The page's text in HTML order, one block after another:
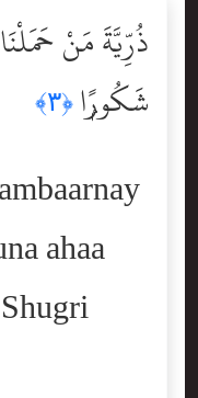
ذُرِّيَّةَ مَنْ
شَكُورًۭا ﴿٣﴾
ahaa